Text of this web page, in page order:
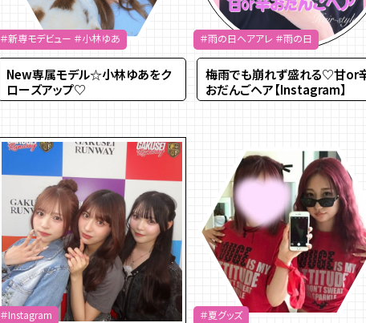
＃新専モデビュー ＃小林ゆあ
New専属モデル☆小林ゆあをク
ローズアップ♡
＃雨の日ヘアアレ ＃雨の日
梅雨でも崩れず盛れる♡甘or
おだんごヘア【Instagram】
＃Instagram ＃夏グッズ